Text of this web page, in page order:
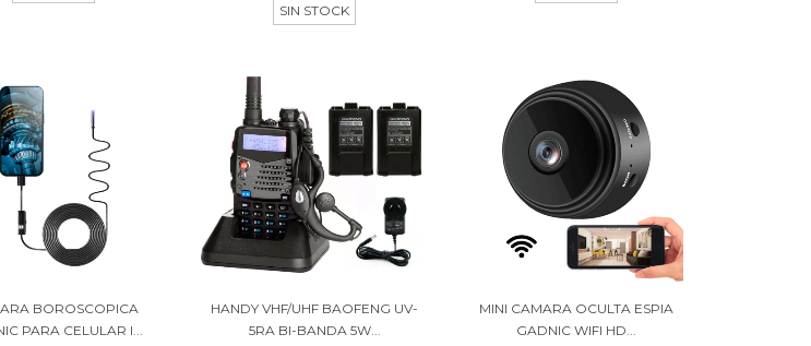
SIN STOCK
BOROSCOPICA
PARA CELULAR I...
HANDY VHF/UHF BAOFENG UV-
5RA BI-BANDA 5W...
MINI CAMARA OCULTA ESPIA
GADNIC WIFI HD...